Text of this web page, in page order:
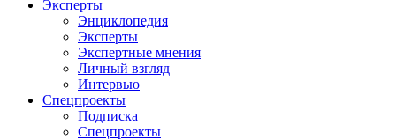
Эксперты
Энциклопедия
Эксперты
Экспертные мнения
Личный взгляд
Интервью
Спецпроекты
Подписка
Спецпроекты